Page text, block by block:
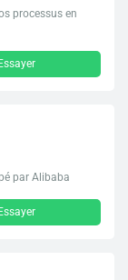
processus en
par Alibaba